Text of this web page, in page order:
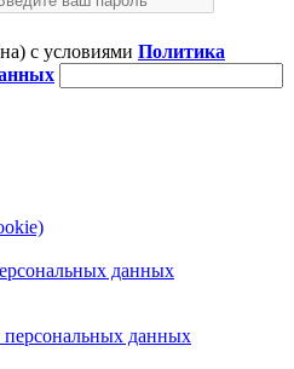
с условиями Политика
данных
персональных данных